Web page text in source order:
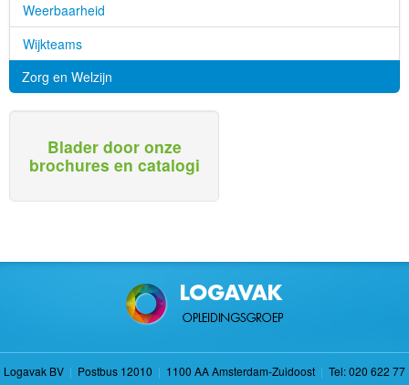
Weerbaarheid
Wijkteams
Zorg en Welzijn
Blader door onze
brochures en catalogi
Logavak BV | Postbus 12010 | 1100 AA Amsterdam-Zuidoost | Tel: 020 622 77